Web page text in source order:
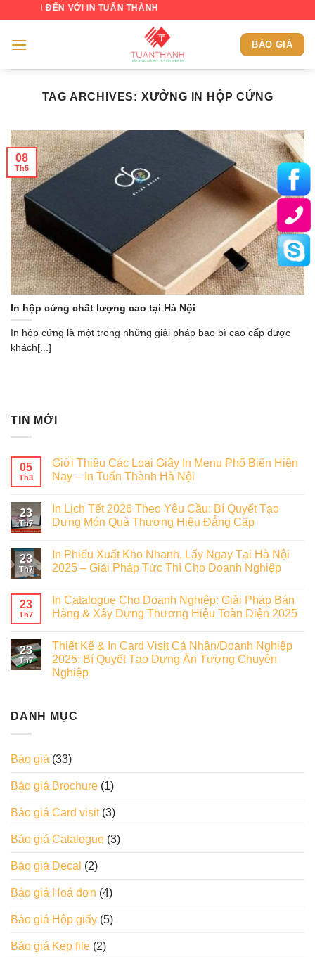
content
ĐẾN VỚI IN TUẤN THÀNH
BÁO GIÁ
TAG ARCHIVES: XƯỞNG IN HỘP CỨNG
In hộp cứng chất lượng cao tại Hà Nội
In hộp cứng là một trong những giải pháp bao bì cao cấp được
khách[...]
08
Th5
TIN MỚI
05
Th3
Giới Thiệu Các Loại Giấy In Menu Phổ Biến Hiện
Nay – In Tuấn Thành Hà Nội
23
Th7
In Lịch Tết 2026 Theo Yêu Cầu: Bí Quyết Tạo
Dựng Món Quà Thương Hiệu Đẳng Cấp
23
Th7
In Phiếu Xuất Kho Nhanh, Lấy Ngay Tại Hà Nội
2025 – Giải Pháp Tức Thì Cho Doanh Nghiệp
23
Th7
In Catalogue Cho Doanh Nghiệp: Giải Pháp Bán
Hàng & Xây Dựng Thương Hiệu Toàn Diện 2025
23
Th7
Thiết Kế & In Card Visit Cá Nhân/Doanh Nghiệp
2025: Bí Quyết Tạo Dựng Ấn Tượng Chuyên
Nghiệp
DANH MỤC
Báo giá (33)
Báo giá Brochure (1)
Báo giá Card visit(3)
Báo giá Catalogue (3)
Báo giá Decal (2)
Báo giá Hoá đơn (4)
Báo giá Hộp giấy (5)
Báo giá Kẹp file (2)